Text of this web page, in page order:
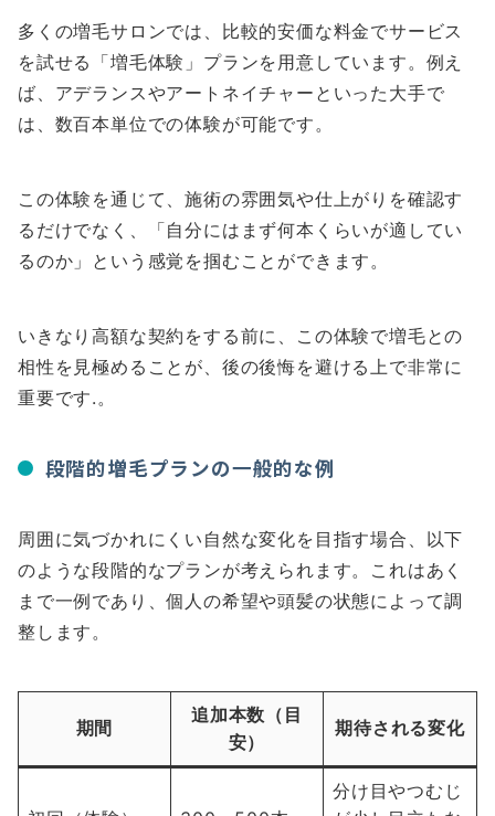
多くの増毛サロンでは、比較的安価な料金でサービス
を試せる「増毛体験」プランを用意しています。例え
ば、アデランスやアートネイチャーといった大手で
は、数百本単位での体験が可能です。
この体験を通じて、施術の雰囲気や仕上がりを確認す
るだけでなく、「自分にはまず何本くらいが適してい
るのか」という感覚を掴むことができます。
いきなり高額な契約をする前に、この体験で増毛との
相性を見極めることが、後の後悔を避ける上で非常に
重要です.。
段階的増毛プランの一般的な例
周囲に気づかれにくい自然な変化を目指す場合、以下
のような段階的なプランが考えられます。これはあく
まで一例であり、個人の希望や頭髪の状態によって調
整します。
期間
追加本数（目
安）
期待される変化
分け目やつむじ